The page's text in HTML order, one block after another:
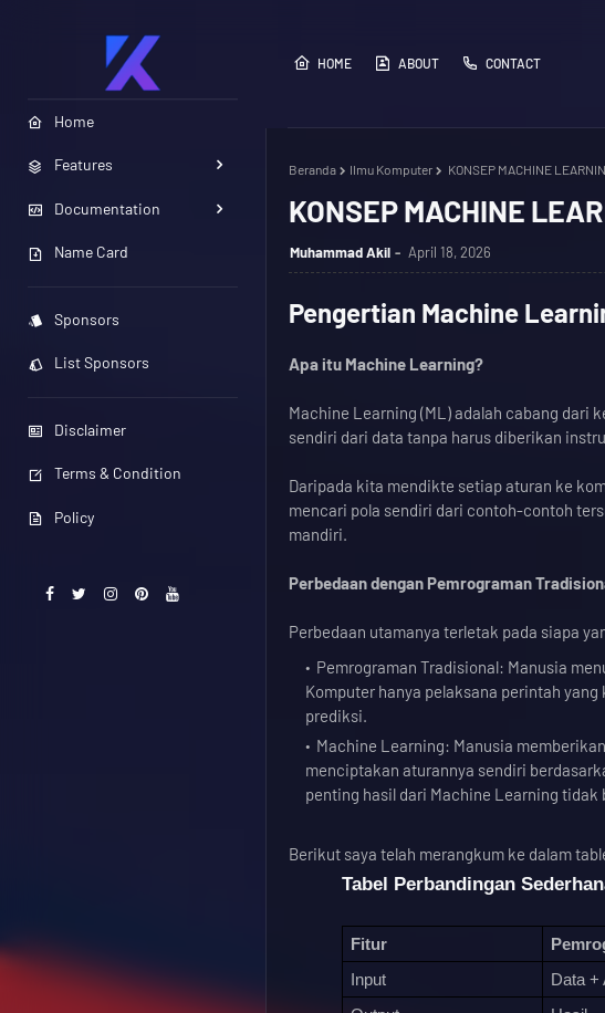
Home
Features
Documentation
Name Card
Sponsors
List Sponsors
Disclaimer
Terms & Condition
Policy
HOME ABOUT CONTACT
Beranda Ilmu Komputer KONSEP MACHINE
KONSEP MACHINE
Muhammad Akil April 18, 2026
Pengertian Machine
Apa itu Machine Learning?
Machine Learning (ML) adalah cabang dari
sendiri dari data tanpa harus diberikan
Daripada kita mendikte setiap aturan ke
mencari pola sendiri dari contoh-contoh
mandiri.
Perbedaan dengan Pemrograman
Perbedaan utamanya terletak pada siapa
Pemrograman Tradisional: Manusia
Komputer hanya pelaksana perintah
prediksi.
Machine Learning: Manusia
menciptakan aturannya sendiri
penting hasil dari Machine Learning tidak
Berikut saya telah merangkum ke dalam
Tabel Perbandingan
Fitur
Input
Data +